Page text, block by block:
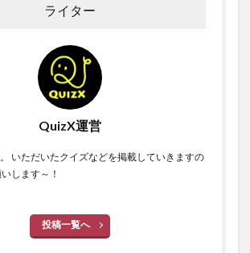
ライター
QuizX運営
いただいたクイズなどを掲載していきますの
します～！
投稿一覧へ